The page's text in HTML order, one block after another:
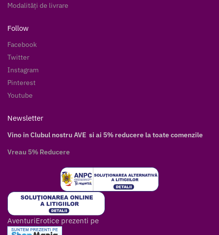
Modalități de livrare
Follow
Facebook
Twitter
Instagram
Pinterest
Youtube
Newsletter
Vino in Clubul nostru AVE si ai 5% reducere la toate comenzile
Vreau 5% Reducere
AventuriErotice prezenti pe